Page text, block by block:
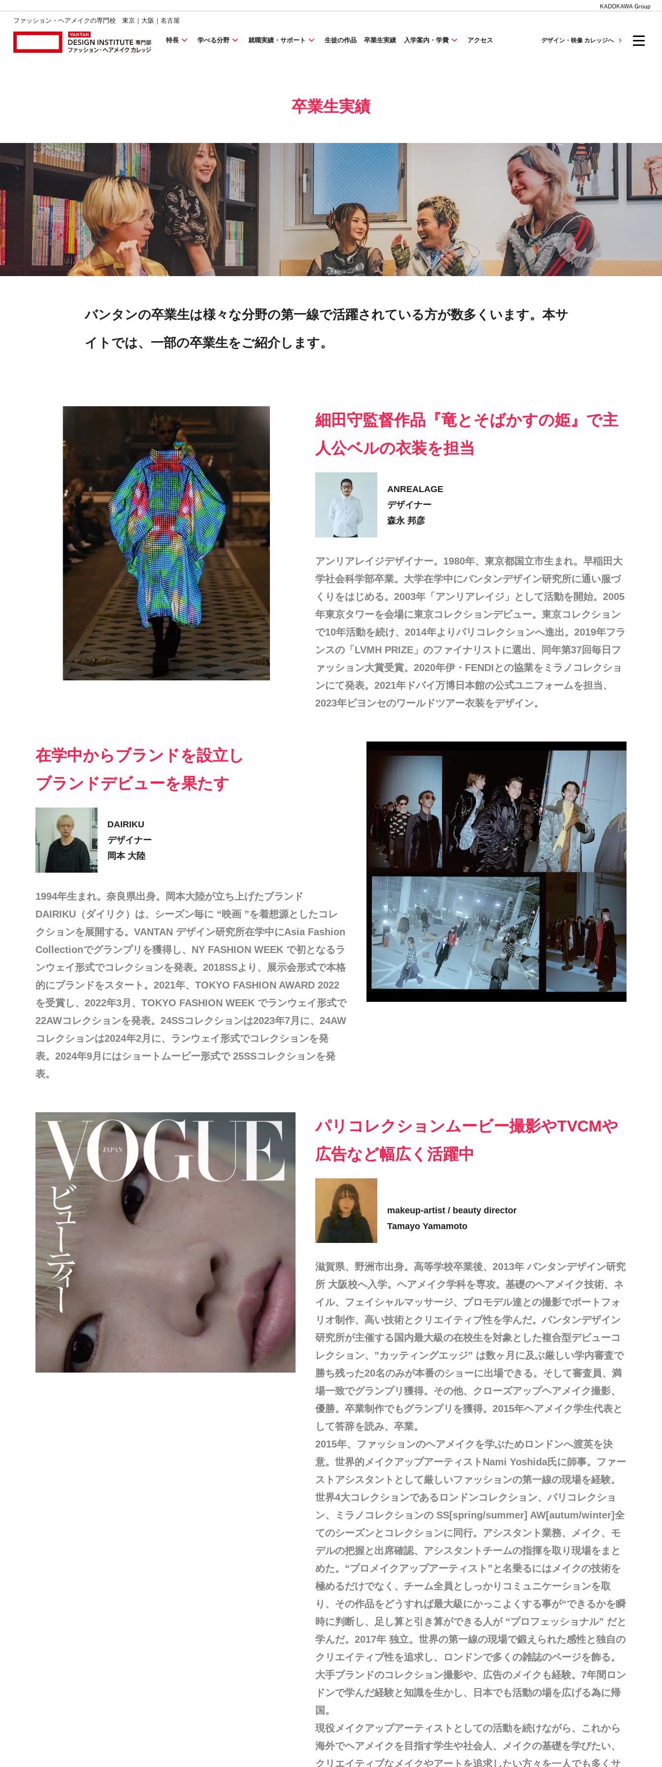
ファッション・ヘアメイクの専門校 東京｜大阪｜名古屋
特長 学べる分野 就職実績・サポート 生徒の作品 卒業生実績 入学案内・学費 アクセス デザイン・映像 カレッジへ
卒業生実績
バンタンの卒業生は様々な分野の第一線で活躍されている方が数多くいます。本サ
イトでは、一部の卒業生をご紹介します。
細田守監督作品『竜とそばかすの姫』で主
人公ベルの衣装を担当
ANREALAGE
デザイナー
森永 邦彦
アンリアレイジデザイナー。1980年、東京都国立市生まれ。早稲田大
学社会科学部卒業。大学在学中にバンタンデザイン研究所に通い服づ
くりをはじめる。2003年「アンリアレイジ」として活動を開始。2005
年東京タワーを会場に東京コレクションデビュー。東京コレクション
で10年活動を続け、2014年よりパリコレクションへ進出。2019年フラ
ンスの「LVMH PRIZE」のファイナリストに選出、同年第37回毎日フ
ァッション大賞受賞。2020年伊・FENDIとの協業をミラノコレクショ
ンにて発表。2021年ドバイ万博日本館の公式ユニフォームを担当、
2023年ビヨンセのワールドツアー衣装をデザイン。
在学中からブランドを設立し
ブランドデビューを果たす
DAIRIKU
デザイナー
岡本 大陸
1994年生まれ。奈良県出身。岡本大陸が立ち上げたブランド
DAIRIKU（ダイリク）は、シーズン毎に “映画 ”を着想源としたコレ
クションを展開する。VANTAN デザイン研究所在学中にAsia Fashion
Collectionでグランプリを獲得し、NY FASHION WEEK で初となるラ
ンウェイ形式でコレクションを発表。2018SSより、展示会形式で本格
的にブランドをスタート。2021年、TOKYO FASHION AWARD 2022
を受賞し、2022年3月、TOKYO FASHION WEEK でランウェイ形式で
22AWコレクションを発表。24SSコレクションは2023年7月に、24AW
コレクションは2024年2月に、ランウェイ形式でコレクションを発
表。2024年9月にはショートムービー形式で 25SSコレクションを発
表。
パリコレクションムービー撮影やTVCMや
広告など幅広く活躍中
makeup-artist / beauty director
Tamayo Yamamoto
滋賀県、野洲市出身。高等学校卒業後、2013年 バンタンデザイン研究
所 大阪校へ入学。ヘアメイク学科を専攻。基礎のヘアメイク技術、ネ
イル、フェイシャルマッサージ、プロモデル達との撮影でポートフォ
リオ制作、高い技術とクリエイティブ性を学んだ。バンタンデザイン
研究所が主催する国内最大級の在校生を対象とした複合型デビューコ
レクション、”カッティングエッジ” は数ヶ月に及ぶ厳しい学内審査で
勝ち残った20名のみが本番のショーに出場できる。そして審査員、満
場一致でグランプリ獲得。その他、クローズアップヘアメイク撮影、
優勝。卒業制作でもグランプリを獲得。2015年ヘアメイク学生代表と
して答辞を読み、卒業。
2015年、ファッションのヘアメイクを学ぶためロンドンへ渡英を決
意。世界的メイクアップアーティストNami Yoshida氏に師事。ファー
ストアシスタントとして厳しいファッションの第一線の現場を経験。
世界4大コレクションであるロンドンコレクション、パリコレクショ
ン、ミラノコレクションの SS[spring/summer] AW[autum/winter]全
てのシーズンとコレクションに同行。アシスタント業務、メイク、モ
デルの把握と出席確認、アシスタントチームの指揮を取り現場をまと
めた。“プロメイクアップアーティスト”と名乗るにはメイクの技術を
極めるだけでなく、チーム全員としっかりコミュニケーションを取
り、その作品をどうすれば最大級にかっこよくする事が“できるかを瞬
時に判断し、足し算と引き算ができる人が “プロフェッショナル” だと
学んだ。2017年 独立。世界の第一線の現場で鍛えられた感性と独自の
クリエイティブ性を追求し、ロンドンで多くの雑誌のページを飾る。
大手ブランドのコレクション撮影や、広告のメイクも経験。7年間ロン
ドンで学んだ経験と知識を生かし、日本でも活動の場を広げる為に帰
国。
現役メイクアップアーティストとしての活動を続けながら、これから
海外でヘアメイクを目指す学生や社会人、メイクの基礎を学びたい、
クリエイティブなメイクやアートを追求したい方々を一人でも多くサ